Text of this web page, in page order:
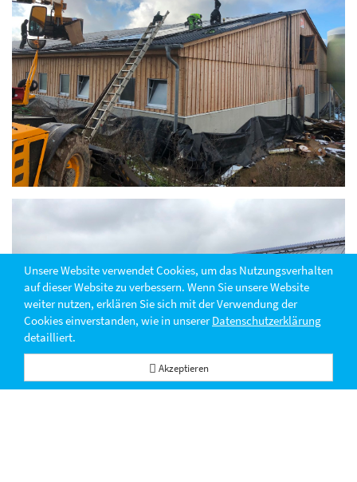
Unsere Website verwendet Cookies, um das Nutzungsverhalten
auf dieser Website zu verbessern. Wenn Sie unsere Website
weiter nutzen, erklären Sie sich mit der Verwendung der
Cookies einverstanden, wie in unsererDatenschutzerklärung
detailliert.
Akzeptieren